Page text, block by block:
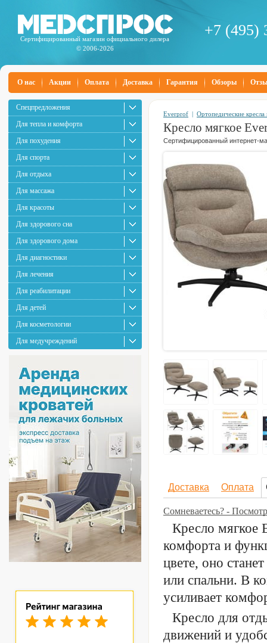
Сертифицированный магазин официального дилера
© 2006-2026
+7 (495)
О нас Акции Оплата Доставка Гарантия Обзоры
Спецпредложения
Для тепла и комфорта
Для похудения
Для спорта
Для отдыха
Для массажа
Для красоты
Для здорового сна
Для здорового дома
Для диагностики
Для лечения
Для реабилитации
Для детей
Для косметологии
Для медучреждений
Everprof | Ортопедические кресла
Кресло мягкое
Сертифицированный интернет-
Доставка Оплата
Сомневаетесь? -
Кресло мягкое
комфорта и
цвете, оно
или спальни. В
усиливает
Кресло для
движений и